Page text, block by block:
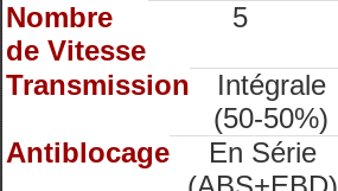
Nombre
de Vitesse
5
Transmission
Intégrale
(50-50%)
Antiblocage
En Série